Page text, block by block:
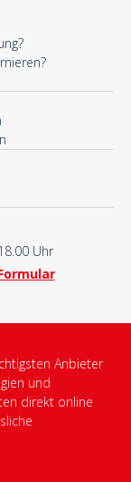
Uhr
Anbieter
und
direkt online